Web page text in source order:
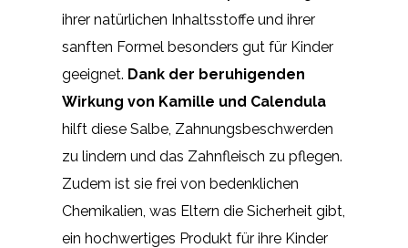
ihrer natürlichen Inhaltsstoffe und ihrer
sanften Formel besonders gut für Kinder
geeignet. Dank der beruhigenden
Wirkung von Kamille und Calendula
hilft diese Salbe, Zahnungsbeschwerden
zu lindern und das Zahnfleisch zu pflegen.
Zudem ist sie frei von bedenklichen
Chemikalien, was Eltern die Sicherheit gibt,
ein hochwertiges Produkt für ihre Kinder